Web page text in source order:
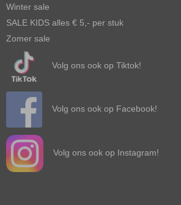
Winter sale
SALE KIDS alles € 5,- per stuk
Zomer sale
Volg ons ook op Tiktok!
Volg ons ook op Facebook!
Volg ons ook op Instagram!